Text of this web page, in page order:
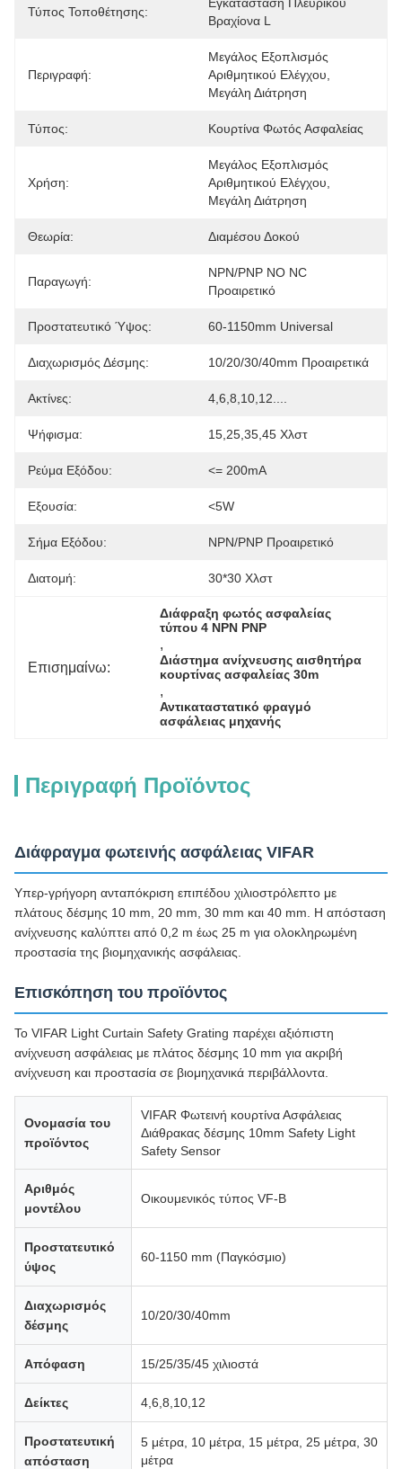
Τύπος Τοποθέτησης:
Βραχίονα L
Περιγραφή:
Μεγάλος Εξοπλισμός
Αριθμητικού Ελέγχου,
Μεγάλη Διάτρηση
Τύπος: Κουρτίνα Φωτός Ασφαλείας
Χρήση:
Μεγάλος Εξοπλισμός
Αριθμητικού Ελέγχου,
Μεγάλη Διάτρηση
Θεωρία: Διαμέσου Δοκού
Παραγωγή:
NPN/PNP NO NC
Προαιρετικό
Προστατευτικό Ύψος: 60-1150mm Universal
Διαχωρισμός Δέσμης: 10/20/30/40mm Προαιρετικά
Ακτίνες: 4,6,8,10,12....
Ψήφισμα: 15,25,35,45 Χλστ
Ρεύμα Εξόδου: <= 200mA
Εξουσία: <5W
Σήμα Εξόδου: NPN/PNP Προαιρετικό
Διατομή: 30*30 Χλστ
Επισημαίνω:
Διάφραξη φωτός ασφαλείας
τύπου 4 NPN PNP
,
Διάστημα ανίχνευσης αισθητήρα
κουρτίνας ασφαλείας 30m
,
Αντικαταστατικό φραγμό
ασφάλειας μηχανής
Περιγραφή Προϊόντος
Διάφραγμα φωτεινής ασφάλειας VIFAR
Υπερ-γρήγορη ανταπόκριση επιπέδου χιλιοστρόλεπτο με
πλάτους δέσμης 10 mm, 20 mm, 30 mm και 40 mm. Η απόσταση
ανίχνευσης καλύπτει από 0,2 m έως 25 m για ολοκληρωμένη
προστασία της βιομηχανικής ασφάλειας.
Επισκόπηση του προϊόντος
Το VIFAR Light Curtain Safety Grating παρέχει αξιόπιστη
ανίχνευση ασφάλειας με πλάτος δέσμης 10 mm για ακριβή
ανίχνευση και προστασία σε βιομηχανικά περιβάλλοντα.
Ονομασία του
προϊόντος
VIFAR Φωτεινή κουρτίνα Ασφάλειας
Διάθρακας δέσμης 10mm Safety Light
Safety Sensor
Αριθμός
μοντέλου
Οικουμενικός τύπος VF-B
Προστατευτικό
ύψος
60-1150 mm (Παγκόσμιο)
Διαχωρισμός
δέσμης
10/20/30/40mm
Απόφαση 15/25/35/45 χιλιοστά
Δείκτες 4,6,8,10,12
Προστατευτική
απόσταση
5 μέτρα, 10 μέτρα, 15 μέτρα, 25 μέτρα, 30
μέτρα